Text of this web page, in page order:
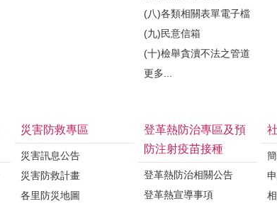
(八)各類相關表單電子檔
(九)民意信箱
(十)檢舉貪瀆不法之管道
更多...
災害防救專區
災害訊息公告
災害防救計畫
各里防災地圖
登革熱防治專區及預
防注射疫苗接種
登革熱防治相關公告
登革熱宣導事項